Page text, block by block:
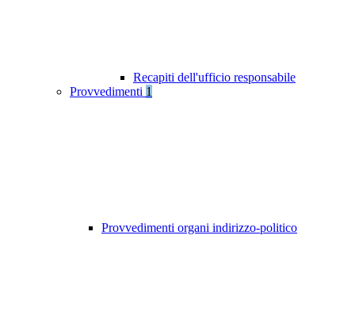
Recapiti dell'ufficio responsabile
Provvedimenti 1
Provvedimenti organi indirizzo-politico